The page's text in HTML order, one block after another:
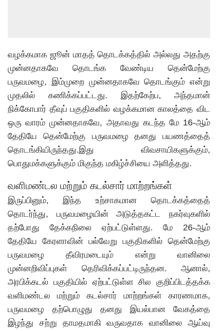
வழக்கமாக ஜூன் மாதத் தொடக்கத்தில் அல்லது அதற்கு
முன்னதாகவே தொடங்க வேண்டிய தென்மேற்கு
பருவமழை, இம்முறை முன்னதாகவே தொடங்கும் என்று
முதலில் கணிக்கப்பட்டது. இதற்கேற்ப, அந்தமான்
நிக்கோபார் தீவுப் பகுதிகளில் வழக்கமான காலத்தை விட
ஒரு வாரம் முன்னதாகவே, அதாவது கடந்த மே 16-ஆம்
தேதியே தென்மேற்கு பருவமழை தனது பயணத்தைத்
தொடங்கியிருந்தது.இது விவசாயிகளுக்கும்,
பொதுமக்களுக்கும் மிகுந்த மகிழ்ச்சியை அளித்தது.
வளிமண்டல மற்றும் கடல்சார் மாற்றங்கள்
இருப்பினும், இந்த உற்சாகமான தொடக்கத்தைத்
தொடர்ந்து, பருவமழையின் அடுத்தகட்ட நகர்வுகளில்
தற்போது தேக்கநிலை ஏற்பட்டுள்ளது. மே 26-ஆம்
தேதியே கேரளாவின் பல்வேறு பகுதிகளில் தென்மேற்கு
பருவமழை தீவிரமடையும் என்று வானிலை
முன்னறிவிப்புகள் தெரிவிக்கப்பட்டிருந்தன. ஆனால்,
அரபிக்கடல் பகுதியில் ஏற்பட்டுள்ள சில குறிப்பிடத்தக்க
வளிமண்டல மற்றும் கடல்சார் மாற்றங்கள் காரணமாக,
பருவமழை தற்பொழுது தனது இயல்பான வேகத்தை
இழந்து சற்று தாமதமாகி வருவதாக வானிலை ஆய்வு